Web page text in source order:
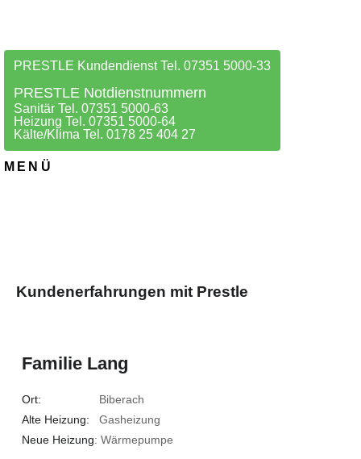
PRESTLE Kundendienst Tel. 07351 5000-33
PRESTLE Notdienstnummern
Sanitär Tel. 07351 5000-63
Heizung Tel. 07351 5000-64
Kälte/Klima Tel. 0178 25 404 27
MENÜ
Kundenerfahrungen mit Prestle
Familie Lang
Ort: Biberach
Alte Heizung: Gasheizung
Neue Heizung: Wärmepumpe